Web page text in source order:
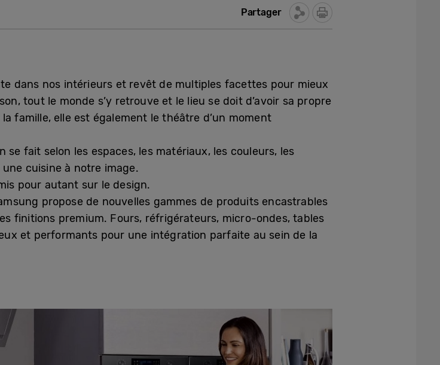
Partager
dans nos intérieurs et revêt de multiples facettes pour mieux
tout le monde s’y retrouve et le lieu se doit d’avoir sa propre
famille, elle est également le théâtre d’un moment
fait selon les espaces, les matériaux, les couleurs, les
une cuisine à notre image.
pour autant sur le design.
propose de nouvelles gammes de produits encastrables
finitions premium. Fours, réfrigérateurs, micro-ondes, tables
et performants pour une intégration parfaite au sein de la